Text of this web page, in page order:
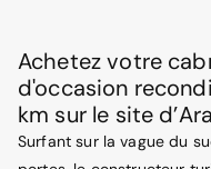
Achetez votre
d'occasion
km sur le site
Surfant sur la vague du